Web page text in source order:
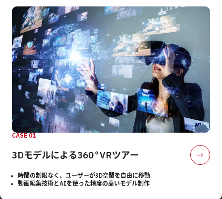
CASE 01
3Dモデルによる360°VRツアー
時間の制限なく、ユーザーが3D空間を自由に移動
動画編集技術とAIを使った精度の高いモデル制作